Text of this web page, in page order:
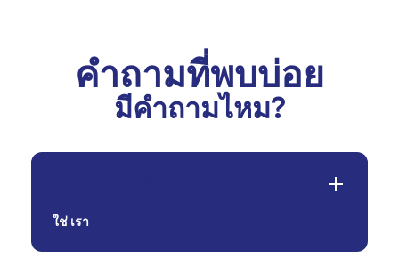
คำถามที่พบบ่อย
มีคำถามไหม?
ใช่ เรา